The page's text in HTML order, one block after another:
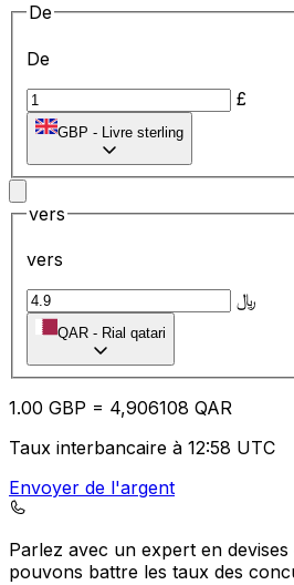
De
De
£
GBP - Livre sterling
vers
vers
﷼
QAR - Rial qatari
1.00 GBP = 4,906108 QAR
Taux interbancaire à 12:58 UTC
Envoyer de l'argent
Parlez avec un expert en
pouvons battre les taux des